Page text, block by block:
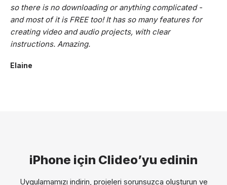
so there is no downloading or anything complicated -
and most of it is FREE too! It has so many features for
creating video and audio projects, with clear
instructions. Amazing.
Elaine
iPhone için Clideo’yu edinin
Uygulamamızı indirin, projeleri sorunsuzca oluşturun ve